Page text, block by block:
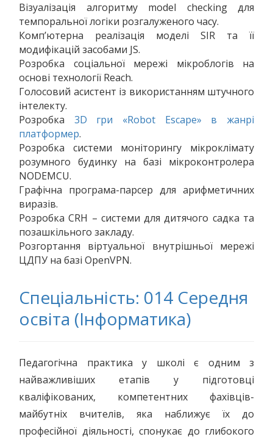
Візуалізація алгоритму model checking для
темпоральної логіки розгалуженого часу.
Комп’ютерна реалізація моделі SIR та її
модифікацій засобами JS.
Розробка соціальної мережі мікроблогів на
основі технології Reach.
Голосовий асистент із використанням штучного
інтелекту.
Розробка 3D гри «Robot Escape» в жанрі
платформер.
Розробка системи моніторингу мікроклімату
розумного будинку на базі мікроконтролера
NODEMCU.
Графічна програма-парсер для арифметичних
виразів.
Розробка CRH – системи для дитячого садка та
позашкільного закладу.
Розгортання віртуальної внутрішньої мережі
ЦДПУ на базі OpenVPN.
Спеціальність: 014 Середня
освіта (Інформатика)
Педагогічна практика у школі є одним з
найважливіших етапів у підготовці
кваліфікованих, компетентних фахівців-
майбутніх вчителів, яка наближує їх до
професійної діяльності, спонукає до глибокого